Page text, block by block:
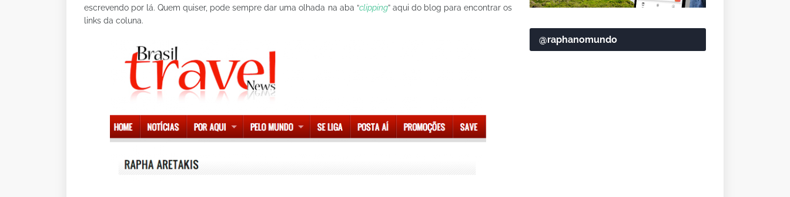
escrevendo por lá. Quem quiser, pode sempre dar uma olhada na aba “clipping” aqui do blog para encontrar os
links da coluna.
@raphanomundo